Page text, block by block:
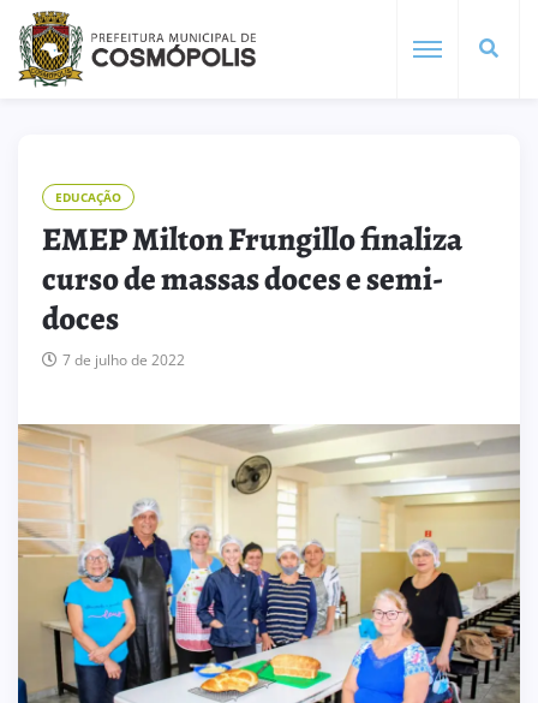
EDUCAÇÃO
EMEP Milton Frungillo finaliza
curso de massas doces e semi-
doces
7 de julho de 2022